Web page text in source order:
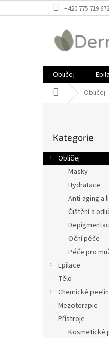
na
+420 775 719 672
Obličej
Domů Obličej
r
a
kategorie
Kategorie
Obličej
Masky
Hydratace
Anti-aging a
Čištění a
Oční péče
Péče pro
Epilace
Tělo
Chemické
Mezoterapie
Přístroje
Kosmetické